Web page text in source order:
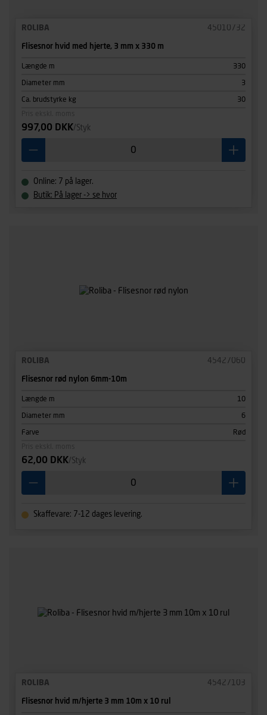
ROLIBA 45010732
Flisesnor hvid med hjerte, 3 mm x 330 m
Længde m 330
Diameter mm 3
Ca. brudstyrke kg
30
997,00 DKK/Styk
Online: 7 på lager.
Butik: På lager -> se hvor
ROLIBA 45427060
Flisesnor rød nylon 6mm-10m
Længde m 10
Diameter mm 6
Farve
Rød
62,00 DKK/Styk
Skaffevare: 7-12 dages levering.
ROLIBA 45427103
Flisesnor hvid m/hjerte 3 mm 10m x 10 rul